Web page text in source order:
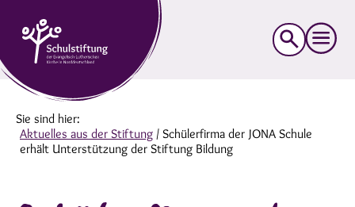
Suche
nach:
Sie sind hier:
Aktuelles aus der Stiftung / Schülerfirma der JONA Schule
erhält Unterstützung der Stiftung Bildung